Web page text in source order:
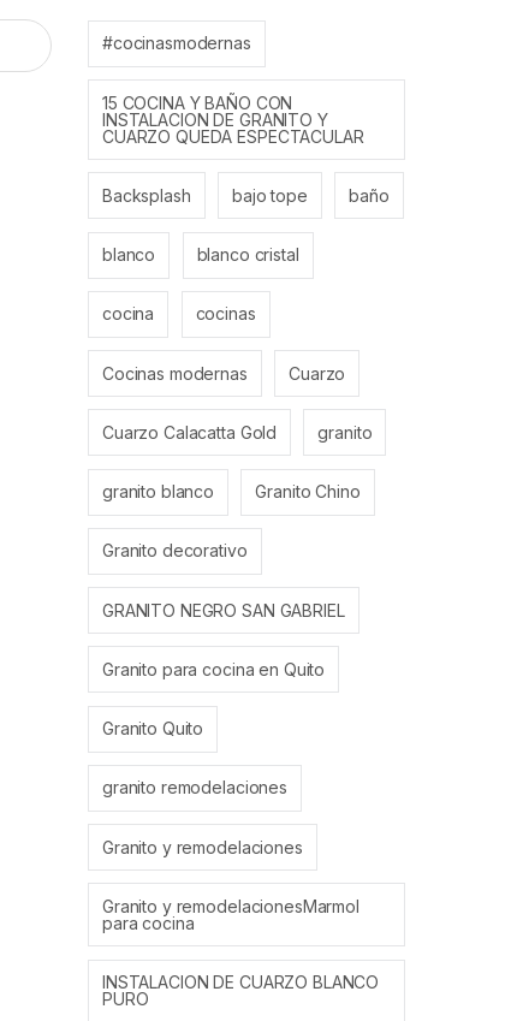
#cocinasmodernas
15 COCINA Y BAÑO CON
INSTALACION DE GRANITO Y
CUARZO QUEDA ESPECTACULAR
Backsplash bajo tope baño
blanco blanco cristal
cocina cocinas
Cocinas modernas Cuarzo
Cuarzo Calacatta Gold granito
granito blanco Granito Chino
Granito decorativo
GRANITO NEGRO SAN GABRIEL
Granito para cocina en Quito
Granito Quito
granito remodelaciones
Granito y remodelaciones
Granito y remodelacionesMarmol
para cocina
INSTALACION DE CUARZO BLANCO
PURO